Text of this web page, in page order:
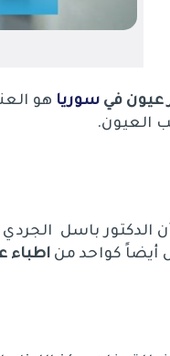
عيون فيسوريا هو
العيون.
أن الدكتور باسل
أيضاً كواحد مناطباء